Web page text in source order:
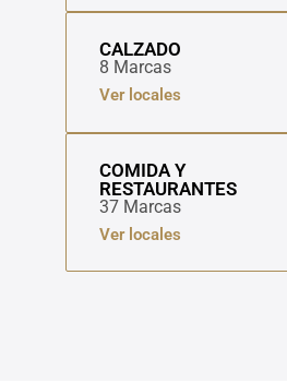
CALZADO
8 Marcas
Ver locales
COMIDA Y
RESTAURANTES
37 Marcas
Ver locales